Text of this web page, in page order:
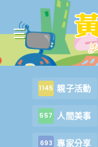
1145 親子活動
557 人間美事
693 專家分享